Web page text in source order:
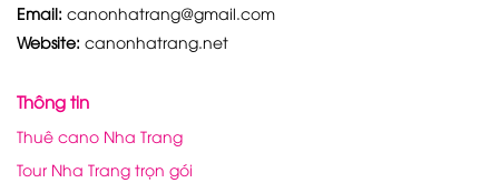
Email: canonhatrang@gmail.com
Website: canonhatrang.net
Thông tin
Thuê cano Nha Trang
Tour Nha Trang trọn gói